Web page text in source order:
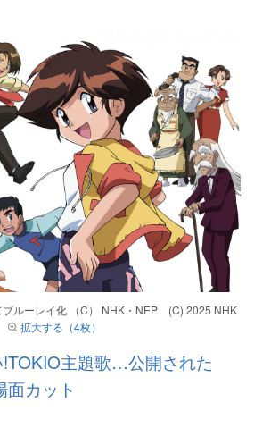
ブルーレイ化 （C） NHK・NEP (C) 2025 NHK
拡大する（4枚）
!TOKIO主題歌…公開された
面カット